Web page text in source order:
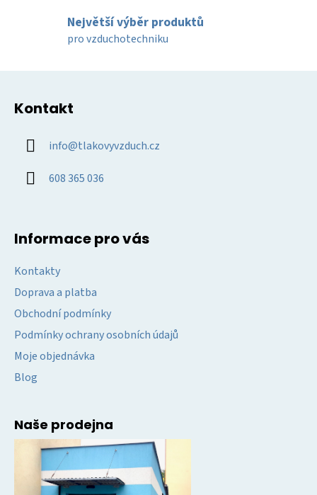
p
i
Největší výběr produktů
pro vzduchotechniku
Kontakt
info@tlakovyvzduch.cz
608 365 036
Informace pro vás
Kontakty
Doprava a platba
Obchodní podmínky
Podmínky ochrany osobních údajů
Moje objednávka
Blog
Naše prodejna